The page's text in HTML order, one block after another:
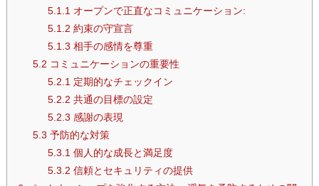
5.1.1 オープンで正直なコミュニケーション:
5.1.2 約束の守宣言
5.1.3 相手の感情を尊重
5.2 コミュニケーションの重要性
5.2.1 定期的なチェックイン
5.2.2 共通の目標の設定
5.2.3 感謝の表現
5.3 予防的な対策
5.3.1 個人的な成長と満足度
5.3.2 信頼とセキュリティの提供